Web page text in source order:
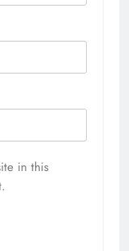
in this